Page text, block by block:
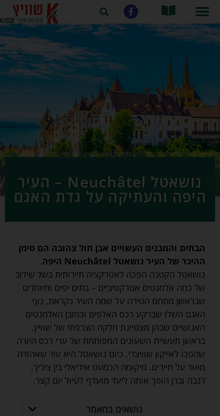
נושאטל Neuchâtel – העיר
היפה והעתיקה על גדת האגם
הבתים והמבנים העשויים אבן חול צהובה הם סימן
ההיכר של העיר נושאטל Neuchâtel היפה
.
נושאטל הקטנה הפכה לאטרקציה תיירותית בשל שילוב
של כמה אלמנטים אטרקטיביים – בתים יפים ומיוחדים
שבראשן מתחם הטירה על שמה העיר נקראת, נוף
האגם השלו שברקע רכס האלפים וכמובן האלמנטים
האנושיים שבהן מצטיינת חלקה הצרפתי של שוויץ,
בראשן תעשיית השעונים המפותחת של ערי רכס היורה
שהפכו לאייקון שוויצרי. כיום נושאטל היא עיר שאהודה
מאוד על תיירים. מיקומה הכמעט אידיאלי בין ציריך,
ז'נבה וברן הופך אותה ליעד מועדף לטיול יום קצר.
נושאים במאמר